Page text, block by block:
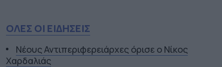
ΟΛΕΣ ΟΙ ΕΙΔΗΣΕΙΣ
Νέους Αντιπεριφερειάρχες όρισε ο Νίκος
Χαρδαλιάς